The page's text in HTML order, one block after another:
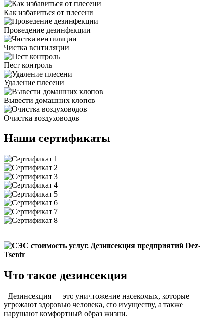
Как избавиться от плесени
Проведение дезинфекции
Чистка вентиляции
Пест контроль
Удаление плесени
Вывести домашних клопов
Очистка воздуховодов
Наши сертификаты
Что такое дезинсекция
Дезинсекция — это уничтожение насекомых, которые
угрожают здоровью человека, его имуществу, а также
нарушают комфортный образ жизни.